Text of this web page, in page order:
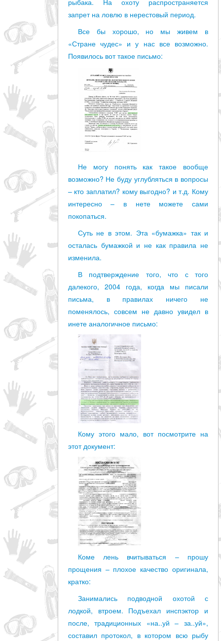
рыбака. На охоту распространяется
запрет на ловлю в нерестовый период.
Все бы хорошо, но мы живем в
«Стране чудес» и у нас все возможно.
Появилось вот такое письмо:
Не могу понять как такое вообще
возможно? Не буду углубляться в вопросы
– кто заплатил? кому выгодно? и т.д. Кому
интересно – в нете можете сами
покопаться.
Суть не в этом. Эта «бумажка» так и
осталась бумажкой и не как правила не
изменила.
В подтверждение того, что с того
далекого, 2004 года, когда мы писали
письма, в правилах ничего не
поменялось, совсем не давно увидел в
инете аналогичное письмо:
Кому этого мало, вот посмотрите на
этот документ:
Коме лень вчитываться – прошу
прощения – плохое качество оригинала,
кратко:
Занимались подводной охотой с
лодкой, втроем. Подъехал инспэктор и
после, традиционных «на..уй – за..уй»,
составил протокол, в котором всю рыбу